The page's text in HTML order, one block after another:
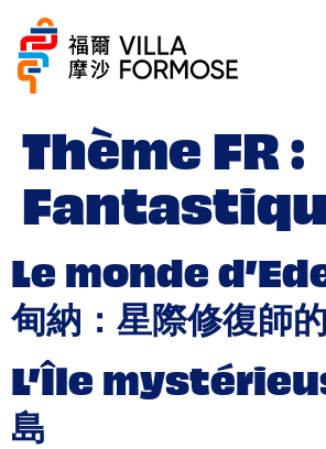
Thème FR :
Le monde
甸納：星際修復師
L’Île
島